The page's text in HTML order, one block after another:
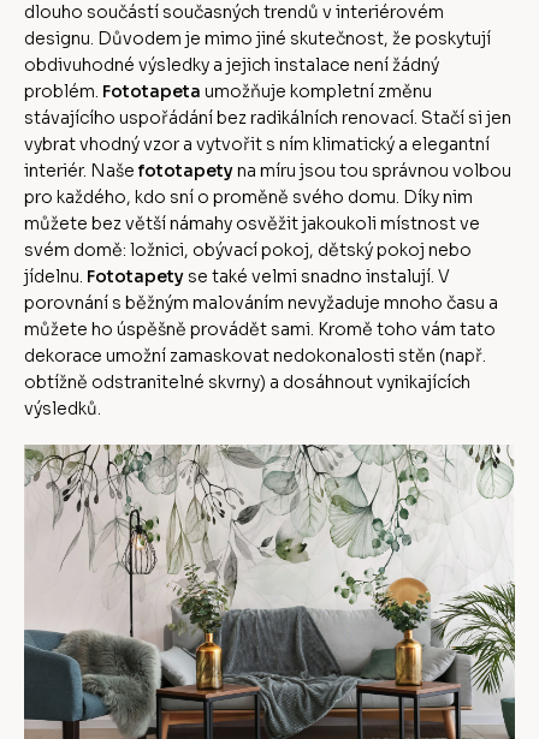
dlouho součástí současných trendů v interiérovém
designu. Důvodem je mimo jiné skutečnost, že poskytují
obdivuhodné výsledky a jejich instalace není žádný
problém. Fototapeta umožňuje kompletní změnu
stávajícího uspořádání bez radikálních renovací. Stačí si jen
vybrat vhodný vzor a vytvořit s ním klimatický a elegantní
interiér. Naše fototapetyna míru jsou tou správnou volbou
pro každého, kdo sní o proměně svého domu. Díky nim
můžete bez větší námahy osvěžit jakoukoli místnost ve
svém domě: ložnici, obývací pokoj, dětský pokoj nebo
jídelnu. Fototapety se také velmi snadno instalují. V
porovnání s běžným malováním nevyžaduje mnoho času a
můžete ho úspěšně provádět sami. Kromě toho vám tato
dekorace umožní zamaskovat nedokonalosti stěn (např.
obtížně odstranitelné skvrny) a dosáhnout vynikajících
výsledků.